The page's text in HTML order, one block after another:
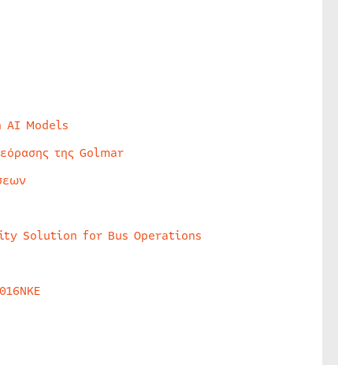
AI Models
της Golmar
Solution for Bus Operations